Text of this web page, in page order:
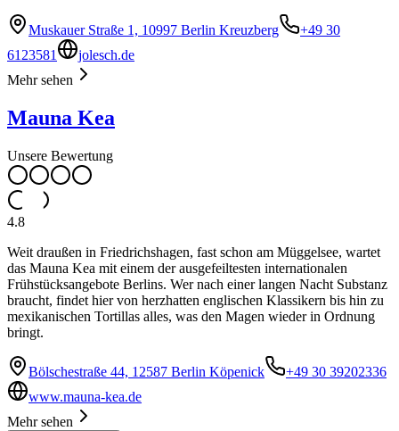
Muskauer Straße 1, 10997 Berlin Kreuzberg
+49 30
6123581
jolesch.de
Mehr sehen
Mauna Kea
Unsere Bewertung
4.8
Weit draußen in Friedrichshagen, fast schon am Müggelsee, wartet
das Mauna Kea mit einem der ausgefeiltesten internationalen
Frühstücksangebote Berlins. Wer nach einer langen Nacht Substanz
braucht, findet hier von herzhatten englischen Klassikern bis hin zu
mexikanischen Tortillas alles, was den Magen wieder in Ordnung
bringt.
Bölschestraße 44, 12587 Berlin Köpenick
+49 30 39202336
www.mauna-kea.de
Mehr sehen